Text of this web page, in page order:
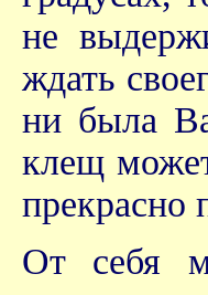
не
ждать
ни была
клещ
прекрасно
От себя